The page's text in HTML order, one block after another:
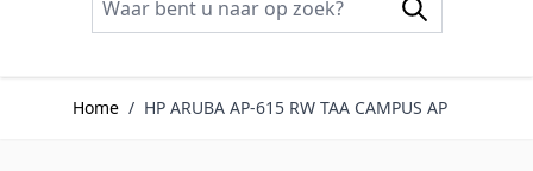
Home / HP ARUBA AP-615 RW TAA CAMPUS AP